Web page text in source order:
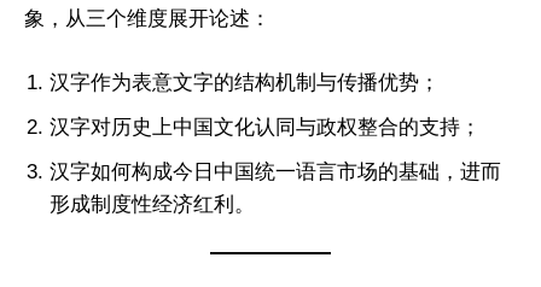
象，从三个维度展开论述：
汉字作为表意文字的结构机制与传播优势；
汉字对历史上中国文化认同与政权整合的支持；
汉字如何构成今日中国统一语言市场的基础，进而
形成制度性经济红利。